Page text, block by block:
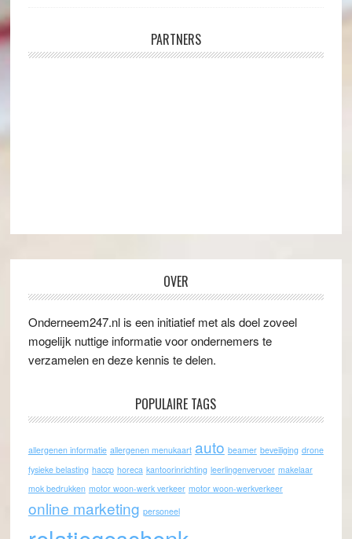
PARTNERS
OVER
Onderneem247.nl is een initiatief met als doel zoveel
mogelijk nuttige informatie voor ondernemers te
verzamelen en deze kennis te delen.
POPULAIRE TAGS
allergenen informatie allergenen menukaart auto beamer beveiliging drone
fysieke belasting haccp horeca kantoorinrichting leerlingenvervoer makelaar
mok bedrukken motor woon-werk verkeer motor woon-werkverkeer
online marketing personeel